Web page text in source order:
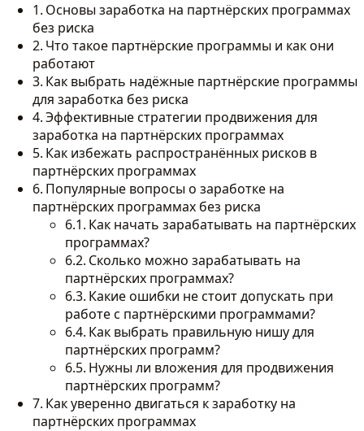
Основы заработка на партнёрских программах
без риска
Что такое партнёрские программы и как они
работают
Как выбрать надёжные партнёрские программы
для заработка без риска
Эффективные стратегии продвижения для
заработка на партнёрских программах
Как избежать распространённых рисков в
партнёрских программах
Популярные вопросы о заработке на
партнёрских программах без риска
Как начать зарабатывать на партнёрских
программах?
Сколько можно зарабатывать на
партнёрских программах?
Какие ошибки не стоит допускать при
работе с партнёрскими программами?
Как выбрать правильную нишу для
партнёрских программ?
Нужны ли вложения для продвижения
партнёрских программ?
Как уверенно двигаться к заработку на
партнёрских программах